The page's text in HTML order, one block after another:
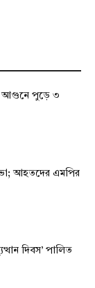
আগুনে পুড়ে ৩
আহতদের এমপির
দিবস’ পালিত